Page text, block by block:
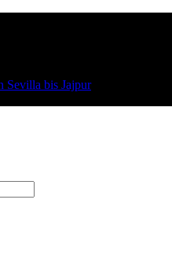
Sevilla bis Jajpur